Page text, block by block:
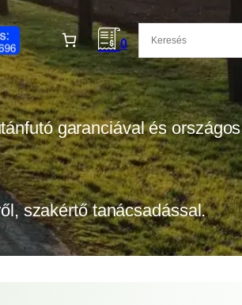
0
garanciával és országos
szakértő tanácsadással.